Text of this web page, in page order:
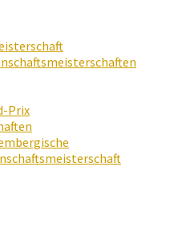
Prix